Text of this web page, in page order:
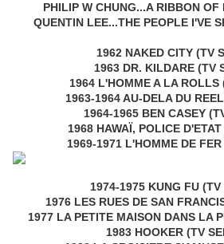
PHILIP W CHUNG...A RIBBON OF
QUENTIN LEE...THE PEOPLE I'VE
1962 NAKED CITY (TV
1963 DR. KILDARE (TV
1964 L'HOMME A LA ROLLS
1963-1964 AU-DELA DU
1964-1965 BEN CASEY
1968 HAWAÏ, POLICE
1969-1971 L'HOMME DE FER
1974-1975 KUNG FU (TV
1976 LES RUES DE SAN
1977 LA PETITE MAISON DANS LA
1983 HOOKER (TV